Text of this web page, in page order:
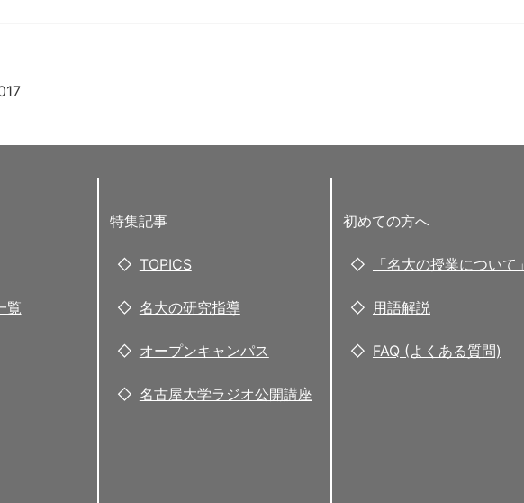
覧
特集記事
TOPICS
名大の研究指導
オープンキャンパス
名古屋大学ラジオ公開講座
初めての方へ
「名大の授業について」
用語解説
FAQ (よくある質問)